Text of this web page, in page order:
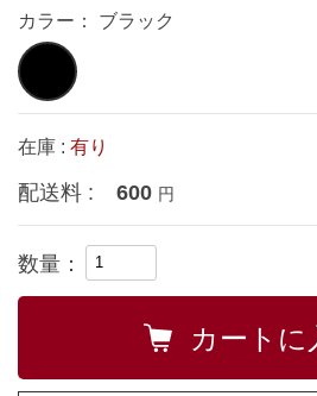
カラー： ブラック
在庫 : 有り
配送料 : 600 円
数量：